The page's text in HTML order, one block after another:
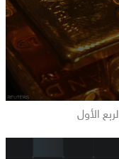
seconds